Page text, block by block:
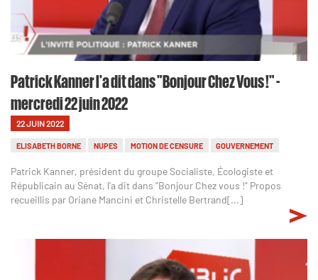
Patrick Kanner l'a dit dans "Bonjour Chez Vous !" -
mercredi 22 juin 2022
22 JUIN 2022
ELISABETH BORNE NUPES MOTION DE CENSURE GOUVERNEMENT
Patrick Kanner, président du groupe Socialiste, Écologiste et
Républicain au Sénat, l'a dit dans "Bonjour Chez vous !" Propos
recueillis par Oriane Mancini et Christelle Bertrand[...]